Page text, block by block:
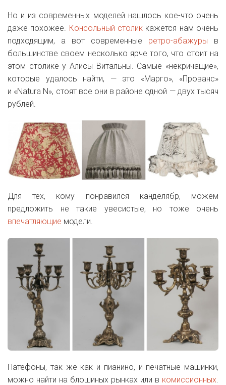
Но и из современных моделей нашлось кое-что очень
даже похожее. Консольный столик кажется нам очень
подходящим, а вот современные ретро-абажуры в
большинстве своем несколько ярче того, что стоит на
этом столике у Алисы Витальны. Самые «некричащие»,
которые удалось найти, — это «Марго», «Прованс»
и «Natura N», стоят все они в районе одной — двух тысяч
рублей.
Для тех, кому понравился канделябр, можем
предложить не такие увесистые, но тоже очень
впечатляющие модели.
Патефоны, так же как и пианино, и печатные машинки,
можно найти на блошиных рынках или в комиссионных